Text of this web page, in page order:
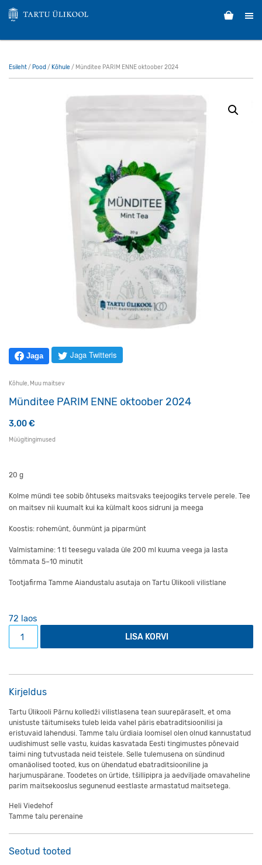
Esileht/ Pood / Kõhule / Münditee PARIM ENNE oktoober 2024
Jaga Jaga Twitteris
Kõhule, Muu maitsev
Münditee PARIM ENNE oktoober 2024
3,00€
Müügitingimused
20 g
Kolme mündi tee sobib õhtuseks maitsvaks teejoogiks tervele perele. Tee
on maitsev nii kuumalt kui ka külmalt koos sidruni ja meega
Koostis: rohemünt, õunmünt ja piparmünt
Valmistamine: 1 tl teesegu valada üle 200 ml kuuma veega ja lasta
tõmmata 5–10 minutit
Tootjafirma Tamme Aiandustalu asutaja on Tartu Ülikooli vilistlane
72 laos
Münditee PARIM ENNE oktoober 2024 kogus
LISA KORVI
Kirjeldus
Tartu Ülikooli Pärnu kolledži vilistlasena tean suurepäraselt, et oma
unistuste täitumiseks tuleb leida vahel päris ebatraditsioonilisi ja
eristuvaid lahendusi. Tamme talu ürdiaia loomisel olen olnud kannustatud
uudishimust selle vastu, kuidas kasvatada Eesti tingimustes põnevaid
taimi ning tutvustada neid teistele. Selle tulemusena on sündinud
omanäolised tooted, kus on ühendatud ebatraditsiooniline ja
harjumuspärane. Toodetes on ürtide, tšillipipra ja aedviljade omavaheline
parim maitsekooslus segunenud eestlaste armastatud maitsetega.
Heli Viedehof
Tamme talu perenaine
Seotud tooted